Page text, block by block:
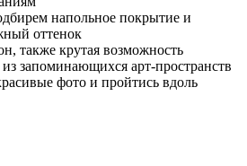
напольное покрытие и
оттенок
также крутая возможность
запоминающихся арт-пространств
фото и пройтись вдоль